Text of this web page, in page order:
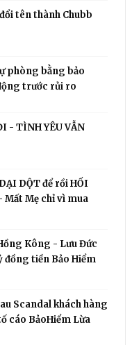
tên thành Chubb
phòng bằng bảo
trước rủi ro
- TÌNH YÊU VẪN
DỘT để rồi HỐI
Mất Mẹ chỉ vì mua
Kông - Lưu Đức
đồng tiền Bảo Hiểm
Scandal khách hàng
cáo BảoHiểm Lừa